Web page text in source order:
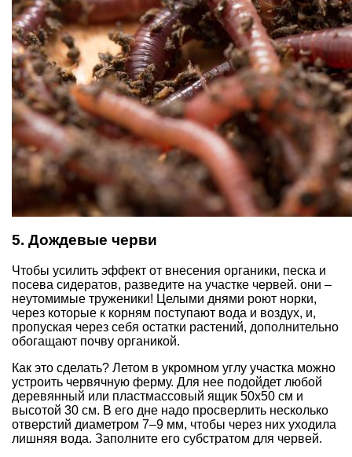
5. Дождевые черви
Чтобы усилить эффект от внесения органики, песка и
посева сидератов, разведите на участке червей. они –
неутомимые труженики! Целыми днями роют норки,
через которые к корням поступают вода и воздух, и,
пропуская через себя остатки растений, дополнительно
обогащают почву органикой.
Как это сделать? Летом в укромном углу участка можно
устроить червячную ферму. Для нее подойдет любой
деревянный или пластмассовый ящик 50х50 см и
высотой 30 см. В его дне надо просверлить несколько
отверстий диаметром 7–9 мм, чтобы через них уходила
лишняя вода. Заполните его субстратом для червей.